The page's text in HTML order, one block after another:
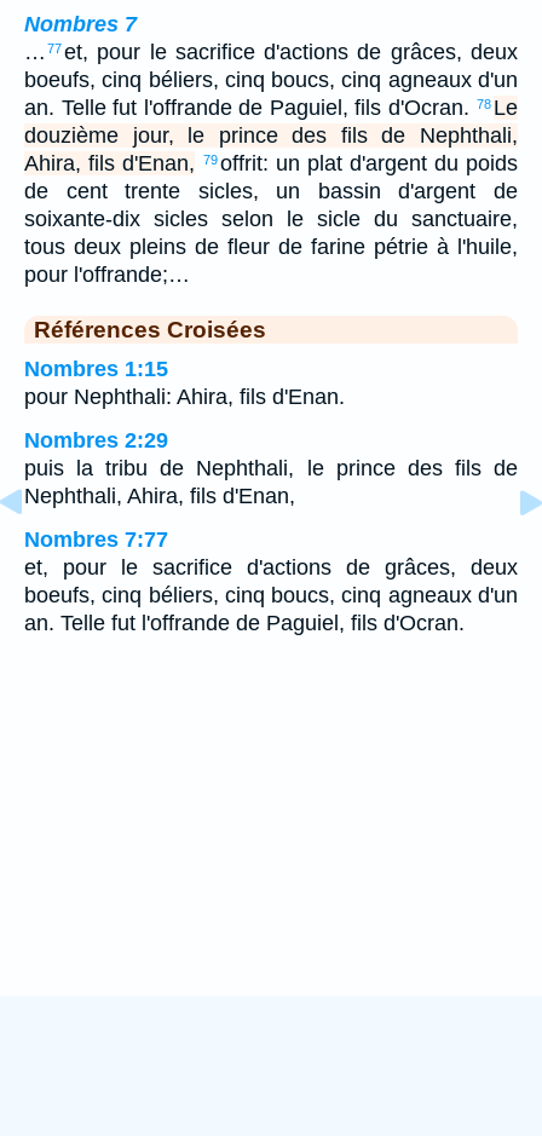
Nombres 7
… 77et, pour le sacrifice d'actions de grâces, deux
boeufs, cinq béliers, cinq boucs, cinq agneaux d'un
an. Telle fut l'offrande de Paguiel, fils d'Ocran. 78 Le
douzième jour, le prince des fils de Nephthali,
Ahira, fils d'Enan,
79offrit: un plat d'argent du poids
de cent trente sicles, un bassin d'argent de
soixante-dix sicles selon le sicle du sanctuaire,
tous deux pleins de fleur de farine pétrie à l'huile,
pour l'offrande;…
Références Croisées
Nombres 1:15
pour Nephthali: Ahira, fils d'Enan.
Nombres 2:29
puis la tribu de Nephthali, le prince des fils de
Nephthali, Ahira, fils d'Enan,
Nombres 7:77
et, pour le sacrifice d'actions de grâces, deux
boeufs, cinq béliers, cinq boucs, cinq agneaux d'un
an. Telle fut l'offrande de Paguiel, fils d'Ocran.